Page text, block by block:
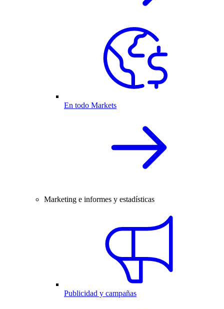
En todo Markets
Marketing e informes y estadísticas
Publicidad y campañas